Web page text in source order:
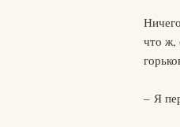
что ж,
– Я